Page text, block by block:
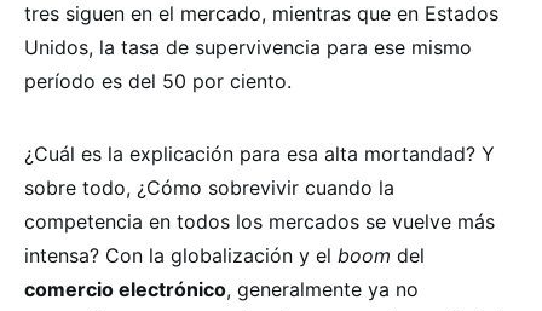
tres siguen en el mercado, mientras que en Estados
Unidos, la tasa de supervivencia para ese mismo
período es del 50 por ciento.
¿Cuál es la explicación para esa alta mortandad? Y
sobre todo, ¿Cómo sobrevivir cuando la
competencia en todos los mercados se vuelve más
intensa? Con la globalización y el boom del
comercio electrónico, generalmente ya no